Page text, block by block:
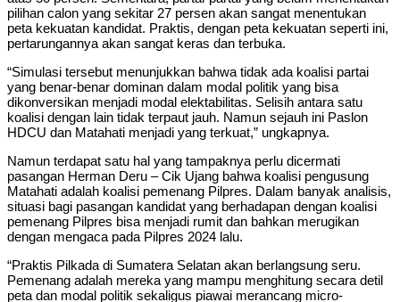
pilihan calon yang sekitar 27 persen akan sangat menentukan
peta kekuatan kandidat. Praktis, dengan peta kekuatan seperti ini,
pertarungannya akan sangat keras dan terbuka.
“Simulasi tersebut menunjukkan bahwa tidak ada koalisi partai
yang benar-benar dominan dalam modal politik yang bisa
dikonversikan menjadi modal elektabilitas. Selisih antara satu
koalisi dengan lain tidak terpaut jauh. Namun sejauh ini Paslon
HDCU dan Matahati menjadi yang terkuat,” ungkapnya.
Namun terdapat satu hal yang tampaknya perlu dicermati
pasangan Herman Deru – Cik Ujang bahwa koalisi pengusung
Matahati adalah koalisi pemenang Pilpres. Dalam banyak analisis,
situasi bagi pasangan kandidat yang berhadapan dengan koalisi
pemenang Pilpres bisa menjadi rumit dan bahkan merugikan
dengan mengaca pada Pilpres 2024 lalu.
“Praktis Pilkada di Sumatera Selatan akan berlangsung seru.
Pemenang adalah mereka yang mampu menghitung secara detil
peta dan modal politik sekaligus piawai merancang micro-